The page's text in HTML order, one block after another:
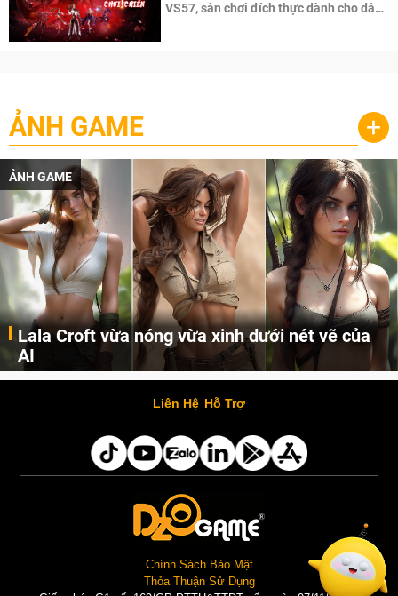
VS57, sân chơi đích thực dành cho dân
ẢNH GAME +
ẢNH GAME
Lala Croft vừa nóng vừa xinh dưới nét vẽ của
AI
Cùng đến với những hình ảnh Lala Croft của Tomb Raider dưới nét vẽ của AI. Một cô nàng xinh đẹp, nóng bỏng nhưng cũng rắn rỏi và mạnh mẽ.
Liên Hệ Hỗ Trợ
Chính Sách Bảo Mật
Thỏa Thuận Sử Dụng